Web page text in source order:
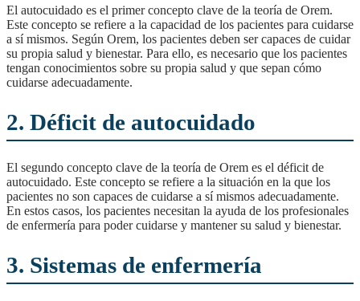
El autocuidado es el primer concepto clave de la teoría de Orem.
Este concepto se refiere a la capacidad de los pacientes para cuidarse
a sí mismos. Según Orem, los pacientes deben ser capaces de cuidar
su propia salud y bienestar. Para ello, es necesario que los pacientes
tengan conocimientos sobre su propia salud y que sepan cómo
cuidarse adecuadamente.
2. Déficit de autocuidado
El segundo concepto clave de la teoría de Orem es el déficit de
autocuidado. Este concepto se refiere a la situación en la que los
pacientes no son capaces de cuidarse a sí mismos adecuadamente.
En estos casos, los pacientes necesitan la ayuda de los profesionales
de enfermería para poder cuidarse y mantener su salud y bienestar.
3. Sistemas de enfermería